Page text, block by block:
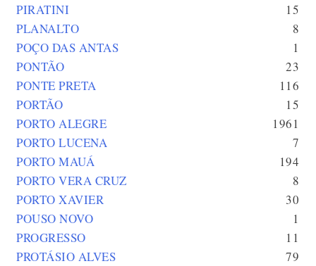
PIRATINI
15
PLANALTO
8
POÇO DAS ANTAS
1
PONTÃO
23
PONTE PRETA
116
PORTÃO
15
PORTO ALEGRE
1961
PORTO LUCENA
7
PORTO MAUÁ
194
PORTO VERA CRUZ
8
PORTO XAVIER
30
POUSO NOVO
1
PROGRESSO
11
PROTÁSIO ALVES
79